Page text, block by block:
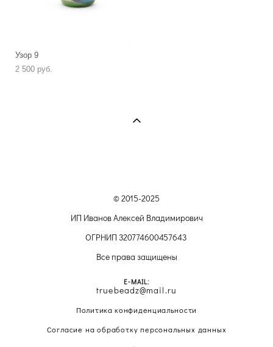
Узор 9
2 500 pуб.
© 2015-2025
ИП Иванов Алексей Владимирович
ОГРНИП 320774600457643
Все права защищены
E-MAIL:
truebeadz@mail.ru
Политика конфиденциальности
Согласие на обработку персональных данных